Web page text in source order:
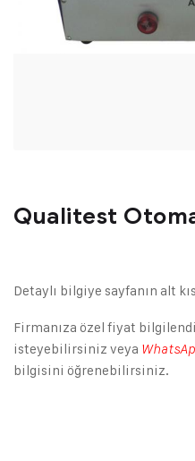
Qualitest
Detaylı bilgiye sayfanın alt
Firmanıza özel fiyat
isteyebilirsiniz veya
bilgisini öğrenebilirsiniz.